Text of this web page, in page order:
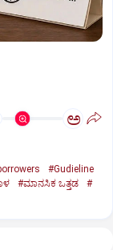
ಅ
#Gudieline
#ಮಾನಸಿಕ ಒತ್ತಡ
#